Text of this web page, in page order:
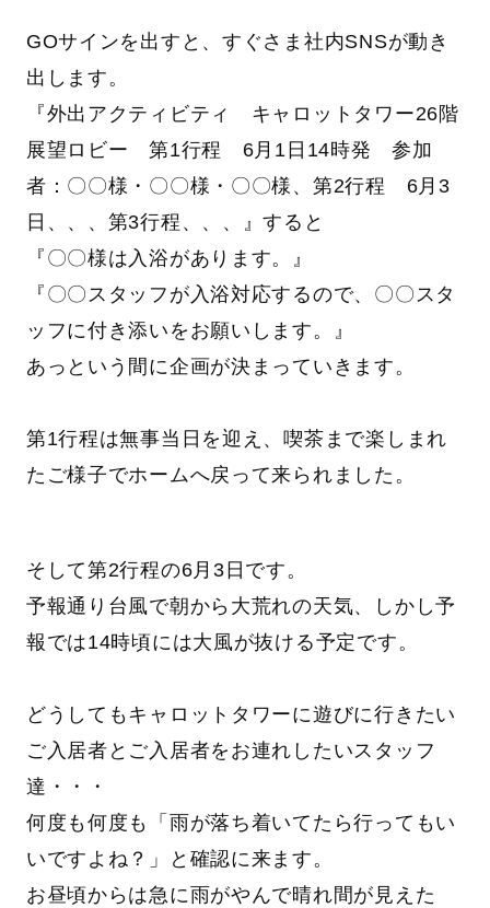
GOサインを出すと、すぐさま社内SNSが動き
出します。
『外出アクティビティ キャロットタワー26階
展望ロビー 第1行程 6月1日14時発 参加
者：〇〇様・〇〇様・〇〇様、第2行程 6月3
日、、、第3行程、、、』すると
『〇〇様は入浴があります。』
『〇〇スタッフが入浴対応するので、〇〇スタ
ッフに付き添いをお願いします。』
あっという間に企画が決まっていきます。
第1行程は無事当日を迎え、喫茶まで楽しまれ
たご様子でホームへ戻って来られました。
そして第2行程の6月3日です。
予報通り台風で朝から大荒れの天気、しかし予
報では14時頃には大風が抜ける予定です。
どうしてもキャロットタワーに遊びに行きたい
ご入居者とご入居者をお連れしたいスタッフ
達・・・
何度も何度も「雨が落ち着いてたら行ってもい
いですよね？」と確認に来ます。
お昼頃からは急に雨がやんで晴れ間が見えた